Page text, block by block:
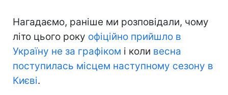
Нагадаємо, раніше ми розповідали, чому
літо цього року офіційно прийшло в
Україну не за графіком і коли весна
поступилась місцем наступному сезону в
Києві.